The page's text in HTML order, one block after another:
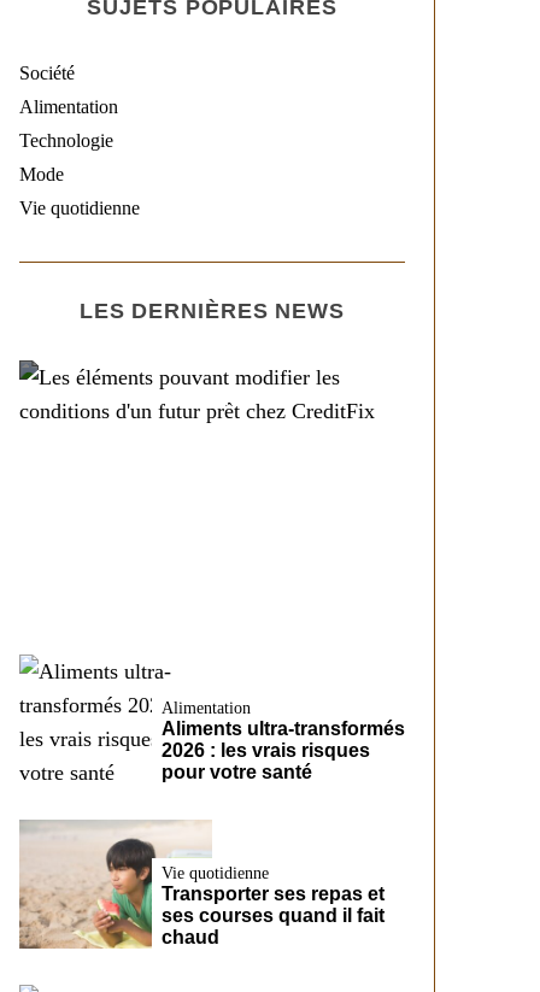
SUJETS POPULAIRES
Société
Alimentation
Technologie
Mode
Vie quotidienne
LES DERNIÈRES NEWS
Société
Alimentation
Aliments ultra-transformés
2026 : les vrais risques
pour votre santé
Vie quotidienne
Transporter ses repas et
ses courses quand il fait
chaud